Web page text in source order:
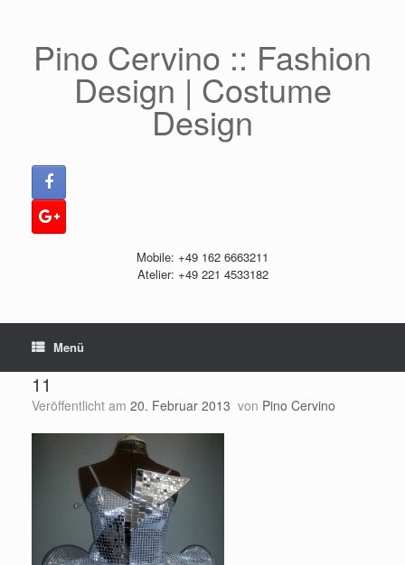
Pino Cervino :: Fashion
Design | Costume
Design
Mobile: +49 162 6663211
Atelier: +49 221 4533182
Menü
11
Veröffentlicht am 20. Februar 2013 von Pino Cervino